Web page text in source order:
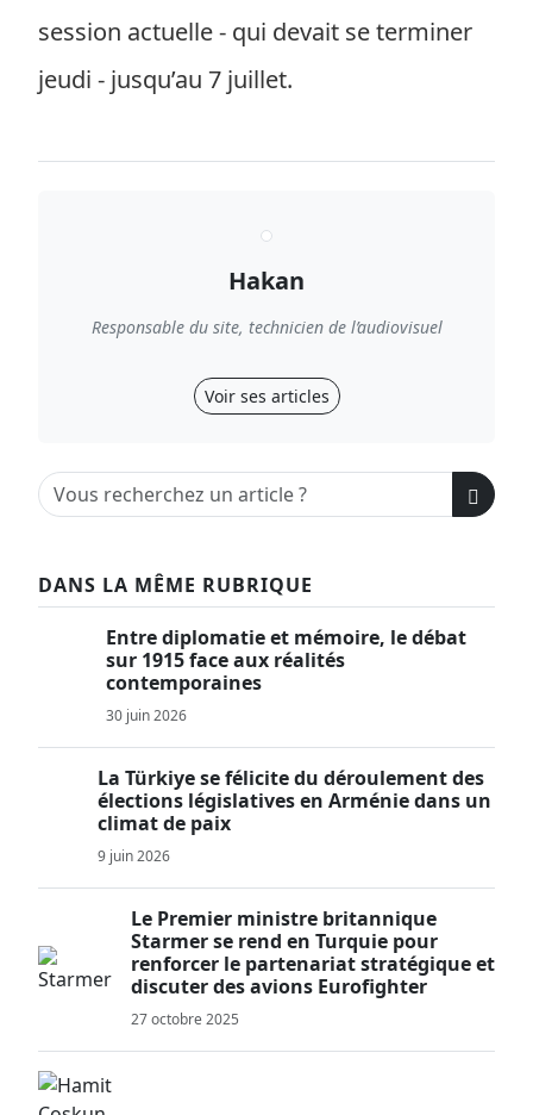
session actuelle - qui devait se terminer
jeudi - jusqu’au 7 juillet.
Hakan
Responsable du site, technicien de l’audiovisuel
Voir ses articles
DANS LA MÊME RUBRIQUE
Entre diplomatie et mémoire, le débat
sur 1915 face aux réalités
contemporaines
30 juin 2026
La Türkiye se félicite du déroulement des
élections législatives en Arménie dans un
climat de paix
9 juin 2026
Le Premier ministre britannique
Starmer se rend en Turquie pour
renforcer le partenariat stratégique et
discuter des avions Eurofighter
27 octobre 2025